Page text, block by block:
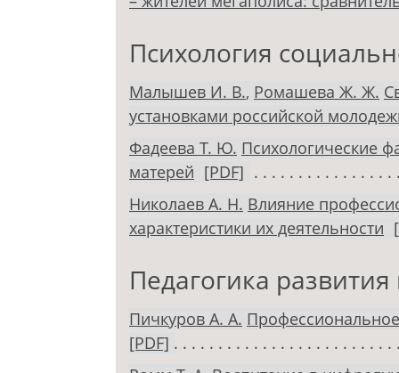
Психология
Малышев И. В., Ромашева Ж. Ж.
установками российской
Фадеева Т. Ю. Психологические
матерей [PDF]
Николаев А. Н. Влияние
характеристики их деятельности
Педагогика
Пичкуров А. А.
[PDF]